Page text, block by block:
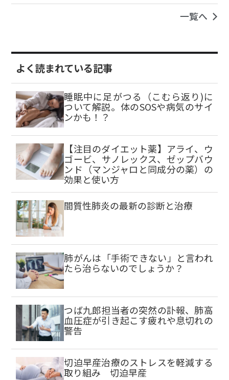
一覧へ
よく読まれている記事
睡眠中に足がつる（こむら返り)に
ついて解説。体のSOSや病気のサイ
ンかも！？
【注目のダイエット薬】アライ、ウ
ゴービ、サノレックス、ゼップバウ
ンド（マンジャロと同成分の薬）の
効果と使い方
間質性肺炎の最新の診断と治療
肺がんは「手術できない」と言われ
たら治らないのでしょうか？
つば九郎担当者の突然の訃報、肺高
血圧症が引き起こす疲れや息切れの
警告
切迫早産治療のストレスを軽減する
取り組み 切迫早産